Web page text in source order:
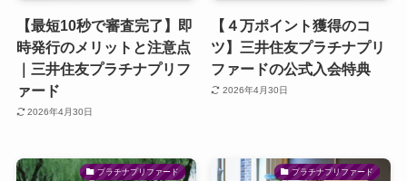
【最短10秒で審査完了】即
時発行のメリットと注意点
｜三井住友プラチナプリフ
ァード
2026年4月30日
【４万ポイント獲得のコ
ツ】三井住友プラチナプリ
ファードの公式入会特典
2026年4月30日
プラチナプリファード プラチナプリファード